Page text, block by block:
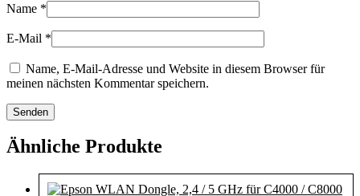
Name *
E-Mail *
Name, E-Mail-Adresse und Website in diesem Browser für
meinen nächsten Kommentar speichern.
Ähnliche Produkte